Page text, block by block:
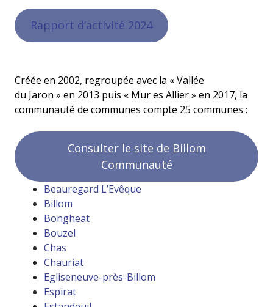
Rapport d’activité 2024
Créée en 2002, regroupée avec la « Vallée
du Jaron » en 2013 puis « Mur es Allier » en 2017, la
communauté de communes compte 25 communes :
Consulter le site de Billom
Communauté
Beauregard L’Evêque
Billom
Bongheat
Bouzel
Chas
Chauriat
Egliseneuve-près-Billom
Espirat